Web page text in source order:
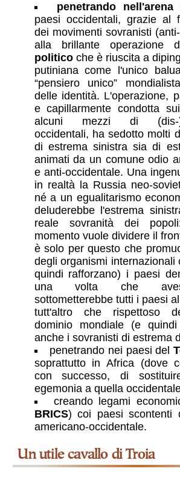
penetrando nell'arena
paesi occidentali, grazie al
dei movimenti sovranisti
alla brillante operazione
politicoche è riuscita a
putiniana come l'unico
“pensiero unico”
delle identità. L'operazione,
e capillarmente condotta
alcuni mezzi di (dis-
occidentali, ha sedotto molti
di estrema sinistra sia di
animati da un comune odio
e anti-occidentale. Una
in realtà la Russia neo-
né a un egualitarismo
deluderebbe l'estrema
reale sovranità dei
momento vuole dividere il
è solo per questo che
degli organismi internazionali
quindi rafforzano) i paesi
una volta che
sottometterebbe tutti i paesi
tutt'altro che rispettoso
dominio mondiale (e quindi
anche i sovranisti di estrema
penetrando nei paesi del
soprattutto in Africa (dove
con successo, di
egemonia a quella
creando legami
BRICS) coi paesi scontenti
americano-occidentale.
un utile cavallo di Troia